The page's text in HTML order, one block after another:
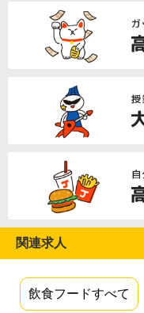
関連求人
飲食フードすべて